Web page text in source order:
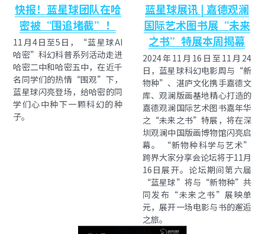
快报！蓝星球团队在哈
密被“围追堵截”！
11月4日至5日，“蓝星球AI
哈密”科幻科普系列活动走进
哈密二中和哈密五中，在近千
名同学们的热情“围观”下，
蓝星球闪亮登场，给哈密的同
学们心中种下一颗科幻的种
子。
蓝星球展讯 | 嘉德观澜
国际艺术图书展“未来
之书”特展本周揭幕
2024年11月16日至11月24
日，蓝星球科幻电影周与“新
物种”、湛庐文化携手嘉德文
库、观澜版画基地精心打造的
嘉德观澜国际艺术图书嘉年华
之“未来之书”特展，将在深
圳观澜中国版画博物馆闪亮启
幕。 “新物种科学与艺术”
跨界大家分享会论坛将于11月
16日展开。论坛期间第六届
“蓝星球”将与“新物种”共
同发布“未来之书”展映单
元，展开一场电影与书的邂逅
之旅。